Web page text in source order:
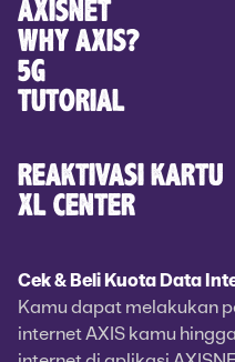
AXISNET
WHY AXIS?
5G
TUTORIAL
REAKTIVASI KARTU
XL CENTER
Cek & Beli Kuota Data
Kamu dapat melakukan
internet AXIS kamu